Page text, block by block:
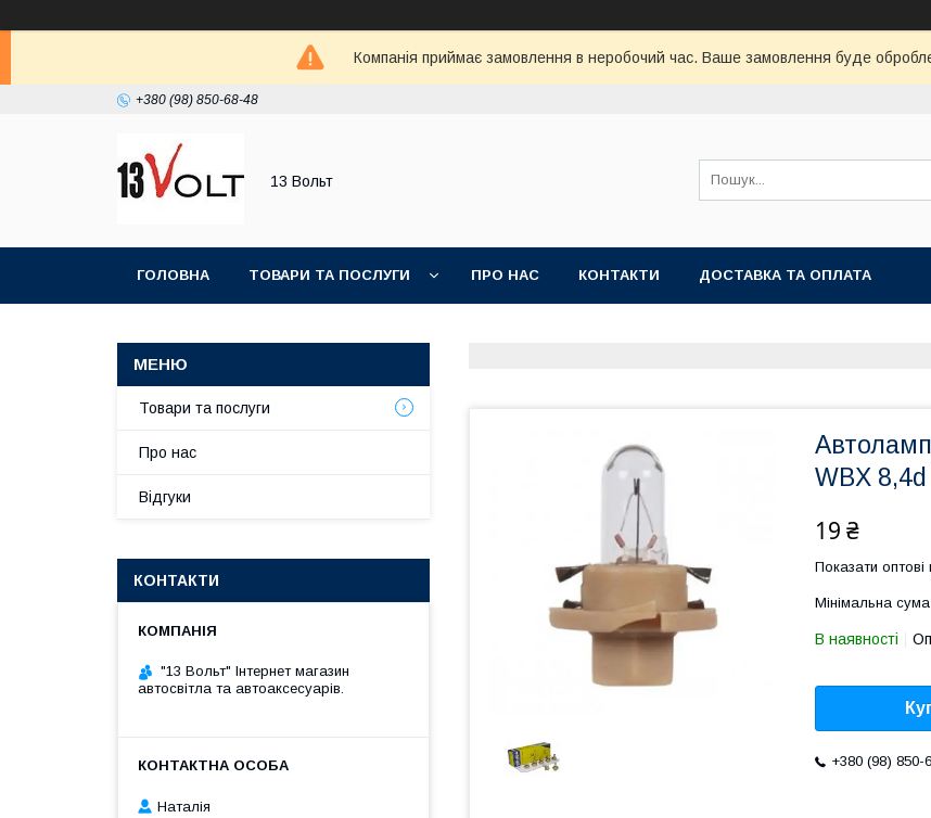
Компанія приймає замовлення в неробочий час. Ваше замовлення буде
+380 (98) 850-68-48
13 Вольт
ГОЛОВНА ТОВАРИ ТА ПОСЛУГИ ПРО НАС КОНТАКТИ ДОСТАВКА ТА ОПЛАТА
WBX
19 ₴
Показати оптові
Мінімальна
В наявності
+380 (98) 850-
Товари та послуги
Про нас
Відгуки
КОНТАКТИ
"13 Вольт" Інтернет магазин
автосвітла та автоаксесуарів.
Наталія